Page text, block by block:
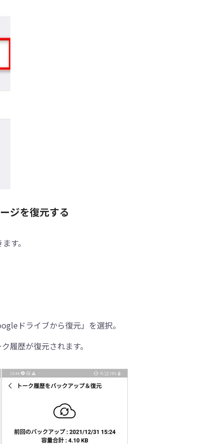
ジを復元する
す。
ドライブから復元」を選択。
履歴が復元されます。